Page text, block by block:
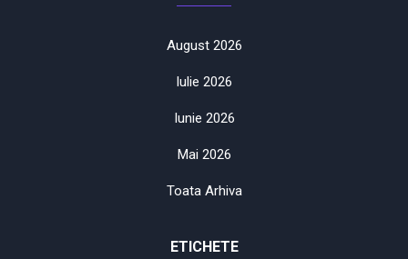
August 2026
Iulie 2026
Iunie 2026
Mai 2026
Toata Arhiva
ETICHETE